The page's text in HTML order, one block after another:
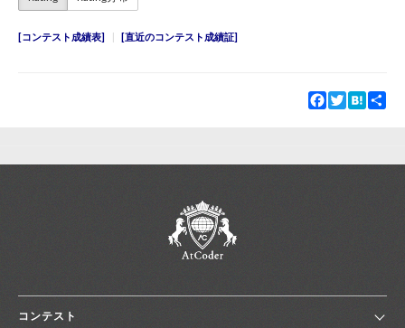
コンテスト成績表 直近のコンテスト成績証
Facebook
TwitterHatena
コンテスト